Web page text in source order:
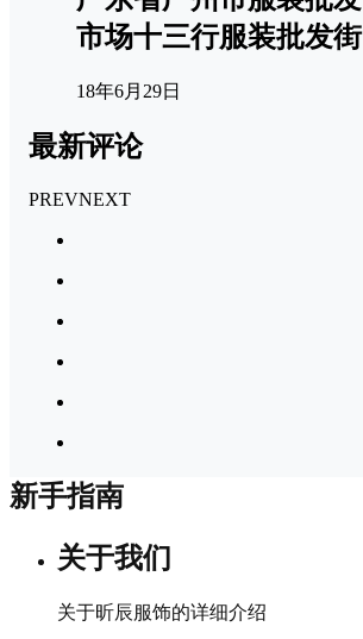
市场十三行服装批发街
18年6月29日
最新评论
PREVNEXT
新手指南
关于我们
关于昕辰服饰的详细介绍